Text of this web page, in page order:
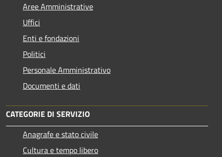
Aree Amministrative
Uffici
Enti e fondazioni
Politici
Personale Amministrativo
Documenti e dati
CATEGORIE DI SERVIZIO
Anagrafe e stato civile
Cultura e tempo libero